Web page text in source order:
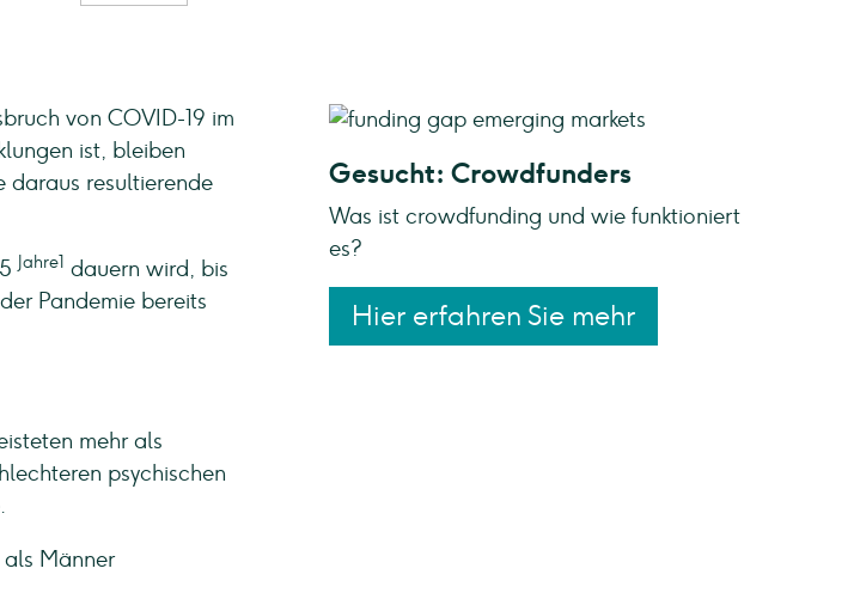
von COVID-19 im
ist, bleiben
daraus resultierende
Jahre1 dauern wird, bis
Pandemie bereits
mehr als
psychischen
als Männer
Gesucht: Crowdfunders
Was ist crowdfunding und wie funktioniert
es?
Hier erfahren Sie mehr